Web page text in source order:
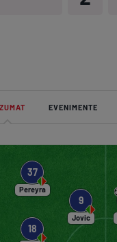
EVENIMENTE
18
37
Pereyra
9
Jovic